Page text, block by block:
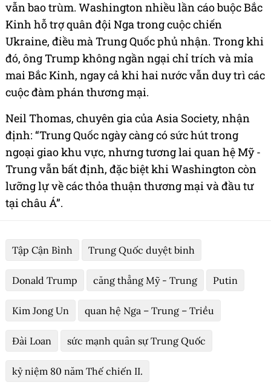
vẫn bao trùm. Washington nhiều lần cáo buộc Bắc
Kinh hỗ trợ quân đội Nga trong cuộc chiến
Ukraine, điều mà Trung Quốc phủ nhận. Trong khi
đó, ông Trump không ngần ngại chỉ trích và mỉa
mai Bắc Kinh, ngay cả khi hai nước vẫn duy trì các
cuộc đàm phán thương mại.
Neil Thomas, chuyên gia của Asia Society, nhận
định: “Trung Quốc ngày càng có sức hút trong
ngoại giao khu vực, nhưng tương lai quan hệ Mỹ -
Trung vẫn bất định, đặc biệt khi Washington còn
lưỡng lự về các thỏa thuận thương mại và đầu tư
tại châu Á”.
Tập Cận Bình Trung Quốc duyệt binh
Donald Trump căng thẳng Mỹ - Trung Putin
Kim Jong Un quan hệ Nga – Trung – Triều
Đài Loan sức mạnh quân sự Trung Quốc
kỷ niệm 80 năm Thế chiến II.